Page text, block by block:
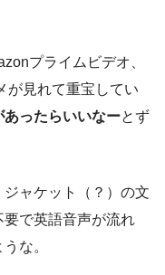
プライムビデオ、
が見れて重宝してい
ったらいいなーとず
ャケット（？）の文
で英語音声が流れ
な。